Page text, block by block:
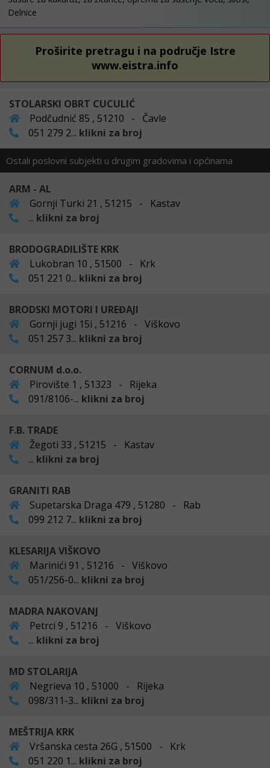
Delnice
Proširite pretragu i na područje Istre
www.eistra.info
STOLARSKI OBRT CUCULIĆ
Podčudnić 85 , 51210 - Čavle
051 279 2... klikni za broj
Ostali poslovni subjekti u drugim gradovima i općinama
ARM - AL
Gornji Turki 21 , 51215 - Kastav
... klikni za broj
BRODOGRADILIŠTE KRK
Lukobran 10 , 51500 - Krk
051 221 0... klikni za broj
BRODSKI MOTORI I UREĐAJI
Gornji jugi 15i , 51216 - Viškovo
051 257 3... klikni za broj
CORNUM d.o.o.
Pirovište 1 , 51323 - Rijeka
091/8106-... klikni za broj
F.B. TRADE
Žegoti 33 , 51215 - Kastav
... klikni za broj
GRANITI RAB
Supetarska Draga 479 , 51280 - Rab
099 212 7... klikni za broj
KLESARIJA VIŠKOVO
Marinići 91 , 51216 - Viškovo
051/256-0... klikni za broj
MADRA NAKOVANJ
Petrci 9 , 51216 - Viškovo
... klikni za broj
MD STOLARIJA
Negrieva 10 , 51000 - Rijeka
098/311-3... klikni za broj
MEŠTRIJA KRK
Vršanska cesta 26G , 51500 - Krk
051 220 1... klikni za broj